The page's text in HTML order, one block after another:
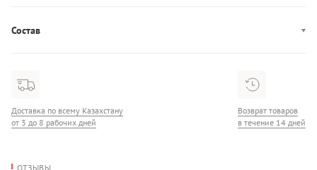
Состав
Доставка по всему Казахстану
от 3 до 8 рабочих дней
Возврат товаров
в течение 14 дней
ОТЗЫВЫ